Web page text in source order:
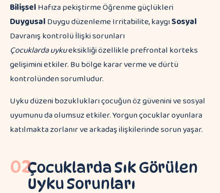
BilişselHafıza pekiştirme Öğrenme güçlükleri
DuygusalDuygu düzenleme Irritabilite, kaygıSosyal
Davranış kontrolü İlişki sorunları
Çocuklarda uykueksikliği özellikle prefrontal korteks
gelişimini etkiler. Bu bölge karar verme ve dürtü
kontrolünden sorumludur.
Uyku düzeni bozuklukları çocuğun öz güvenini ve sosyal
uyumunu da olumsuz etkiler. Yorgun çocuklar oyunlara
katılmakta zorlanır ve arkadaş ilişkilerinde sorun yaşar.
02Çocuklarda Sık Görülen
Uyku Sorunları